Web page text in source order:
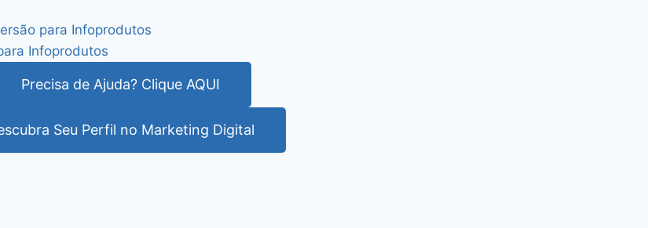
para Infoprodutos
Infoprodutos
Precisa de Ajuda? Clique AQUI
Seu Perfil no Marketing Digital